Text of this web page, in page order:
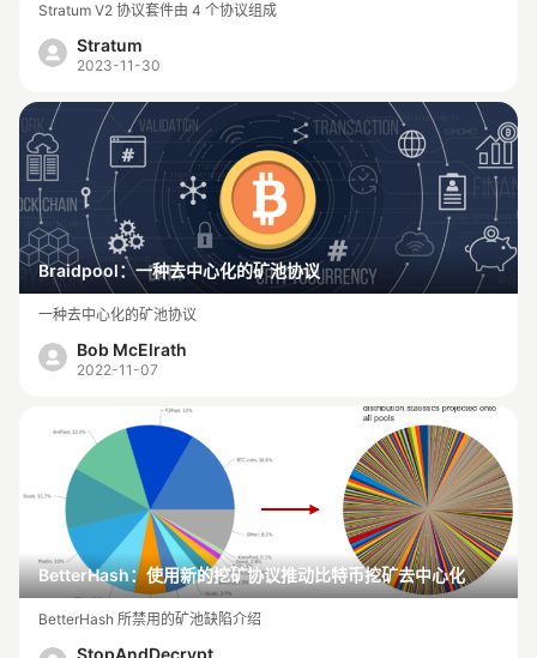
Stratum V2 协议套件由 4 个协议组成
Stratum
2023-11-30
Braidpool：一种去中心化的矿池协议
一种去中心化的矿池协议
Bob McElrath
2022-11-07
BetterHash：使用新的挖矿协议推动比特币挖矿去中心化
BetterHash 所禁用的矿池缺陷介绍
StopAndDecrypt